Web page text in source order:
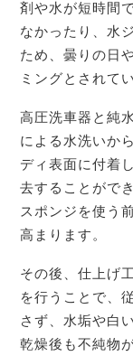
剤や水が短時間
なかったり、水
ため、曇りの日
ミングとされて
高圧洗車器と純
による水洗いか
ディ表面に付着
去することがで
スポンジを使う
高まります。
その後、仕上げ
を行うことで、
さず、水垢や白
乾燥後も不純物